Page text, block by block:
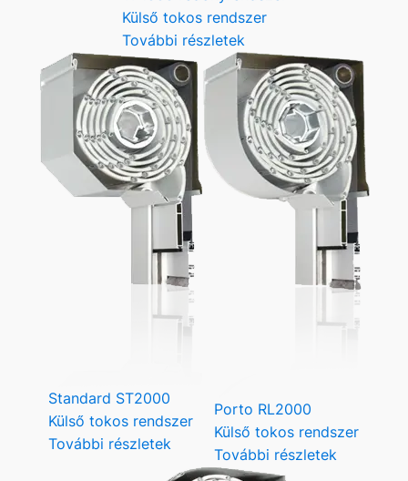
Külső tokos rendszer
További részletek
Standard ST2000
Külső tokos rendszer
További részletek
Porto RL2000
Külső tokos rendszer
További részletek